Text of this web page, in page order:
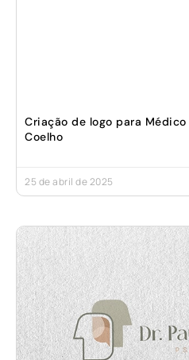
Criação de logo para
Coelho
25 de abril de 2025